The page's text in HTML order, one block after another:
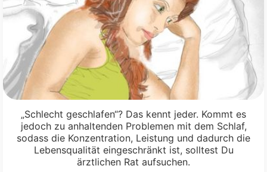
„Schlecht geschlafen“? Das kennt jeder. Kommt es
jedoch zu anhaltenden Problemen mit dem Schlaf,
sodass die Konzentration, Leistung und dadurch die
Lebensqualität eingeschränkt ist, solltest Du
ärztlichen Rat aufsuchen.